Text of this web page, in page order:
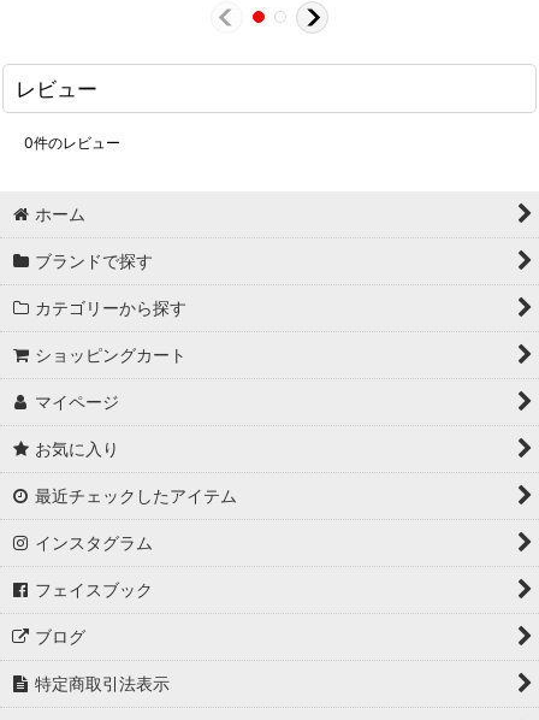
レビュー
0件のレビュー
ホーム
ブランドで探す
カテゴリーから探す
ショッピングカート
マイページ
お気に入り
最近チェックしたアイテム
インスタグラム
フェイスブック
ブログ
特定商取引法表示